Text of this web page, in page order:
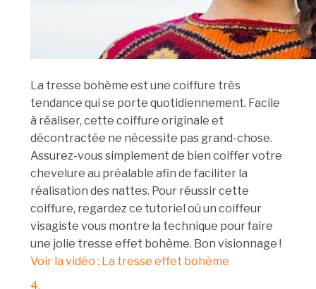
La tresse bohème est une coiffure très
tendance qui se porte quotidiennement. Facile
à réaliser, cette coiffure originale et
décontractée ne nécessite pas grand-chose.
Assurez-vous simplement de bien coiffer votre
chevelure au préalable afin de faciliter la
réalisation des nattes. Pour réussir cette
coiffure, regardez ce tutoriel où un coiffeur
visagiste vous montre la technique pour faire
une jolie tresse effet bohème. Bon visionnage !
Voir la vidéo : La tresse effet bohème
4.